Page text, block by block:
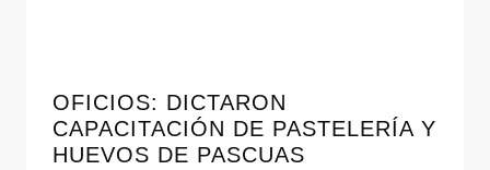
OFICIOS: DICTARON
CAPACITACIÓN DE PASTELERÍA Y
HUEVOS DE PASCUAS